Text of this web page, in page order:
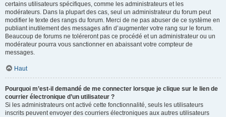
certains utilisateurs spécifiques, comme les administrateurs et les
modérateurs. Dans la plupart des cas, seul un administrateur du forum peut
modifier le texte des rangs du forum. Merci de ne pas abuser de ce système en
publiant inutilement des messages afin d’augmenter votre rang sur le forum.
Beaucoup de forums ne toléreront pas ce procédé et un administrateur ou un
modérateur pourra vous sanctionner en abaissant votre compteur de
messages.
Haut
Pourquoi m’est-il demandé de me connecter lorsque je clique sur le lien de
courrier électronique d’un utilisateur ?
Si les administrateurs ont activé cette fonctionnalité, seuls les utilisateurs
inscrits peuvent envoyer des courriers électroniques aux autres utilisateurs